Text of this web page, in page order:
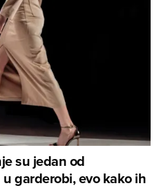
su jedan od
garderobi, evo kako ih